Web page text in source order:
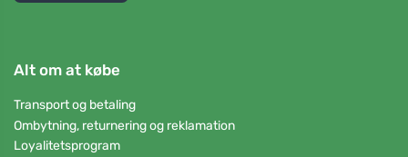
Alt om at købe
Transport og betaling
Ombytning, returnering og reklamation
Loyalitetsprogram